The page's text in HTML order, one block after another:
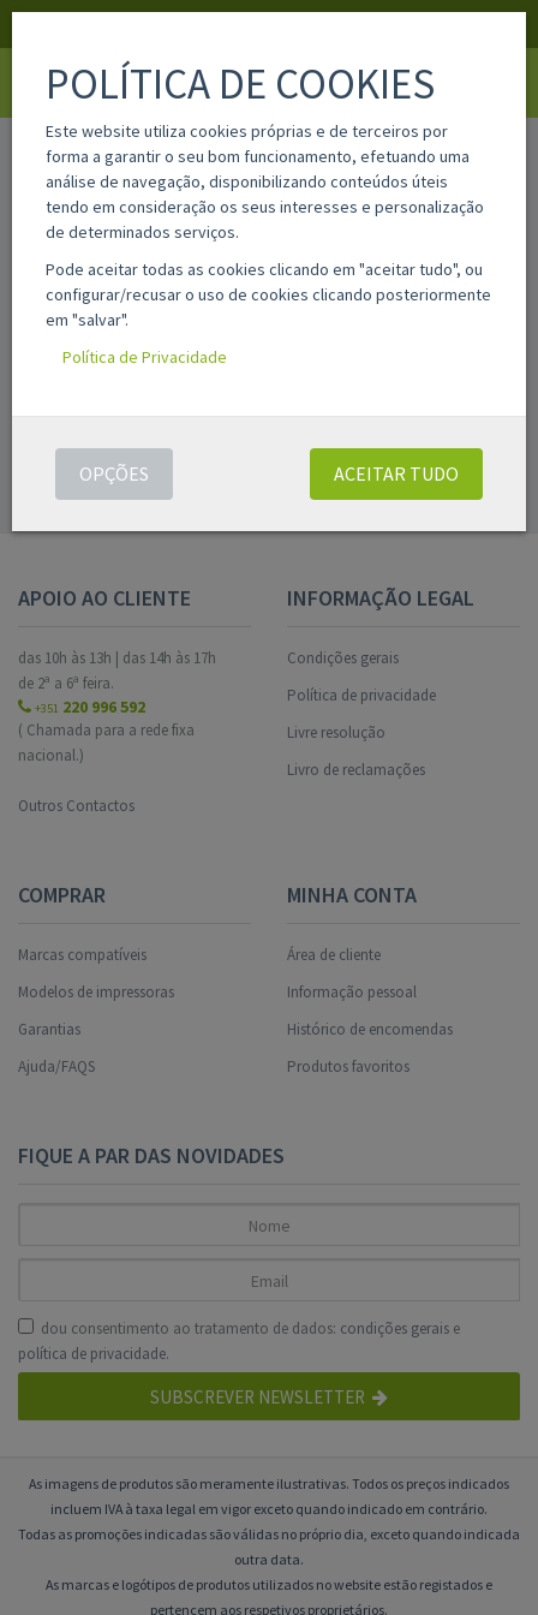
home página ou produto não encontrado
APOIO AO CLIENTE
das 10h às 13h | das 14h às 17h
de 2ª a 6ª feira.
+351 220 996 592
( Chamada para a rede fixa
nacional.)
Outros Contactos
INFORMAÇÃO LEGAL
Condições gerais
Política de privacidade
Livre resolução
Livro de reclamações
COMPRAR
Marcas compatíveis
Modelos de impressoras
Garantias
Ajuda/FAQS
MINHA CONTA
Área de cliente
Informação pessoal
Histórico de encomendas
Produtos favoritos
FIQUE A PAR DAS NOVIDADES
dou consentimento ao tratamento de dados: condições gerais e
política de privacidade.
SUBSCREVER NEWSLETTER
As imagens de produtos são meramente ilustrativas. Todos os preços indicados
incluem IVA à taxa legal em vigor exceto quando indicado em contrário.
Todas as promoções indicadas são válidas no próprio dia, exceto quando indicada
outra data.
As marcas e logótipos de produtos utilizados no website estão registados e
pertencem aos respetivos proprietários.
POLÍTICA DE COOKIES
Este website utiliza cookies próprias e de terceiros por
forma a garantir o seu bom funcionamento, efetuando uma
análise de navegação, disponibilizando conteúdos úteis
tendo em consideração os seus interesses e personalização
de determinados serviços.
Pode aceitar todas as cookies clicando em "aceitar tudo", ou
configurar/recusar o uso de cookies clicando posteriormente
em "salvar".
Política de Privacidade
ACEITAR TUDO
OPÇÕES